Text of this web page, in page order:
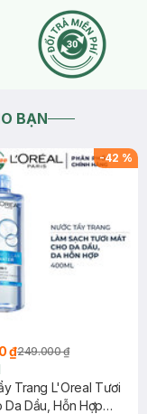
sản phẩm của
lòng cung cấp
Hasaki kiểm tra và
hotline 1800 6324
Hasaki để được tư
BẠN
-42 %
₫249.000 ₫
Trang L'Oreal Tươi
Da Dầu, Hỗn Hợp